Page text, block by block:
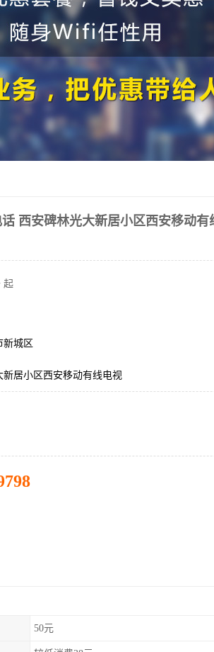
西安碑林光大新居小区西安移动有
起
新城区
新居小区西安移动有线电视
50元